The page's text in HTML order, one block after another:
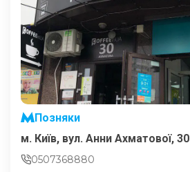
Позняки
м. Київ, вул. Анни Ахматової, 30
0507368880